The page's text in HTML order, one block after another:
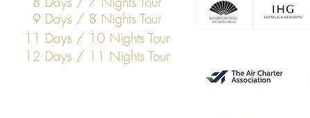
9 Days / 8 Nights Tour
11 Days / 10 Nights Tour
12 Days / 11 Nights Tour